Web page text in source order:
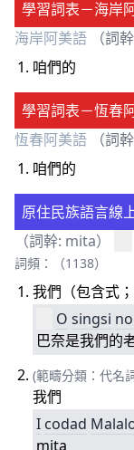
學習詞表－海岸
海岸阿美語
（詞
咱們的
學習詞表－恆春
恆春阿美語
（詞
咱們的
原住民族語言線
（詞幹: mita）
詞頻：（1138）
我們（包含式；
O singsi no
巴奈是我們的
(範疇分類：代名
我們
I codad
mita